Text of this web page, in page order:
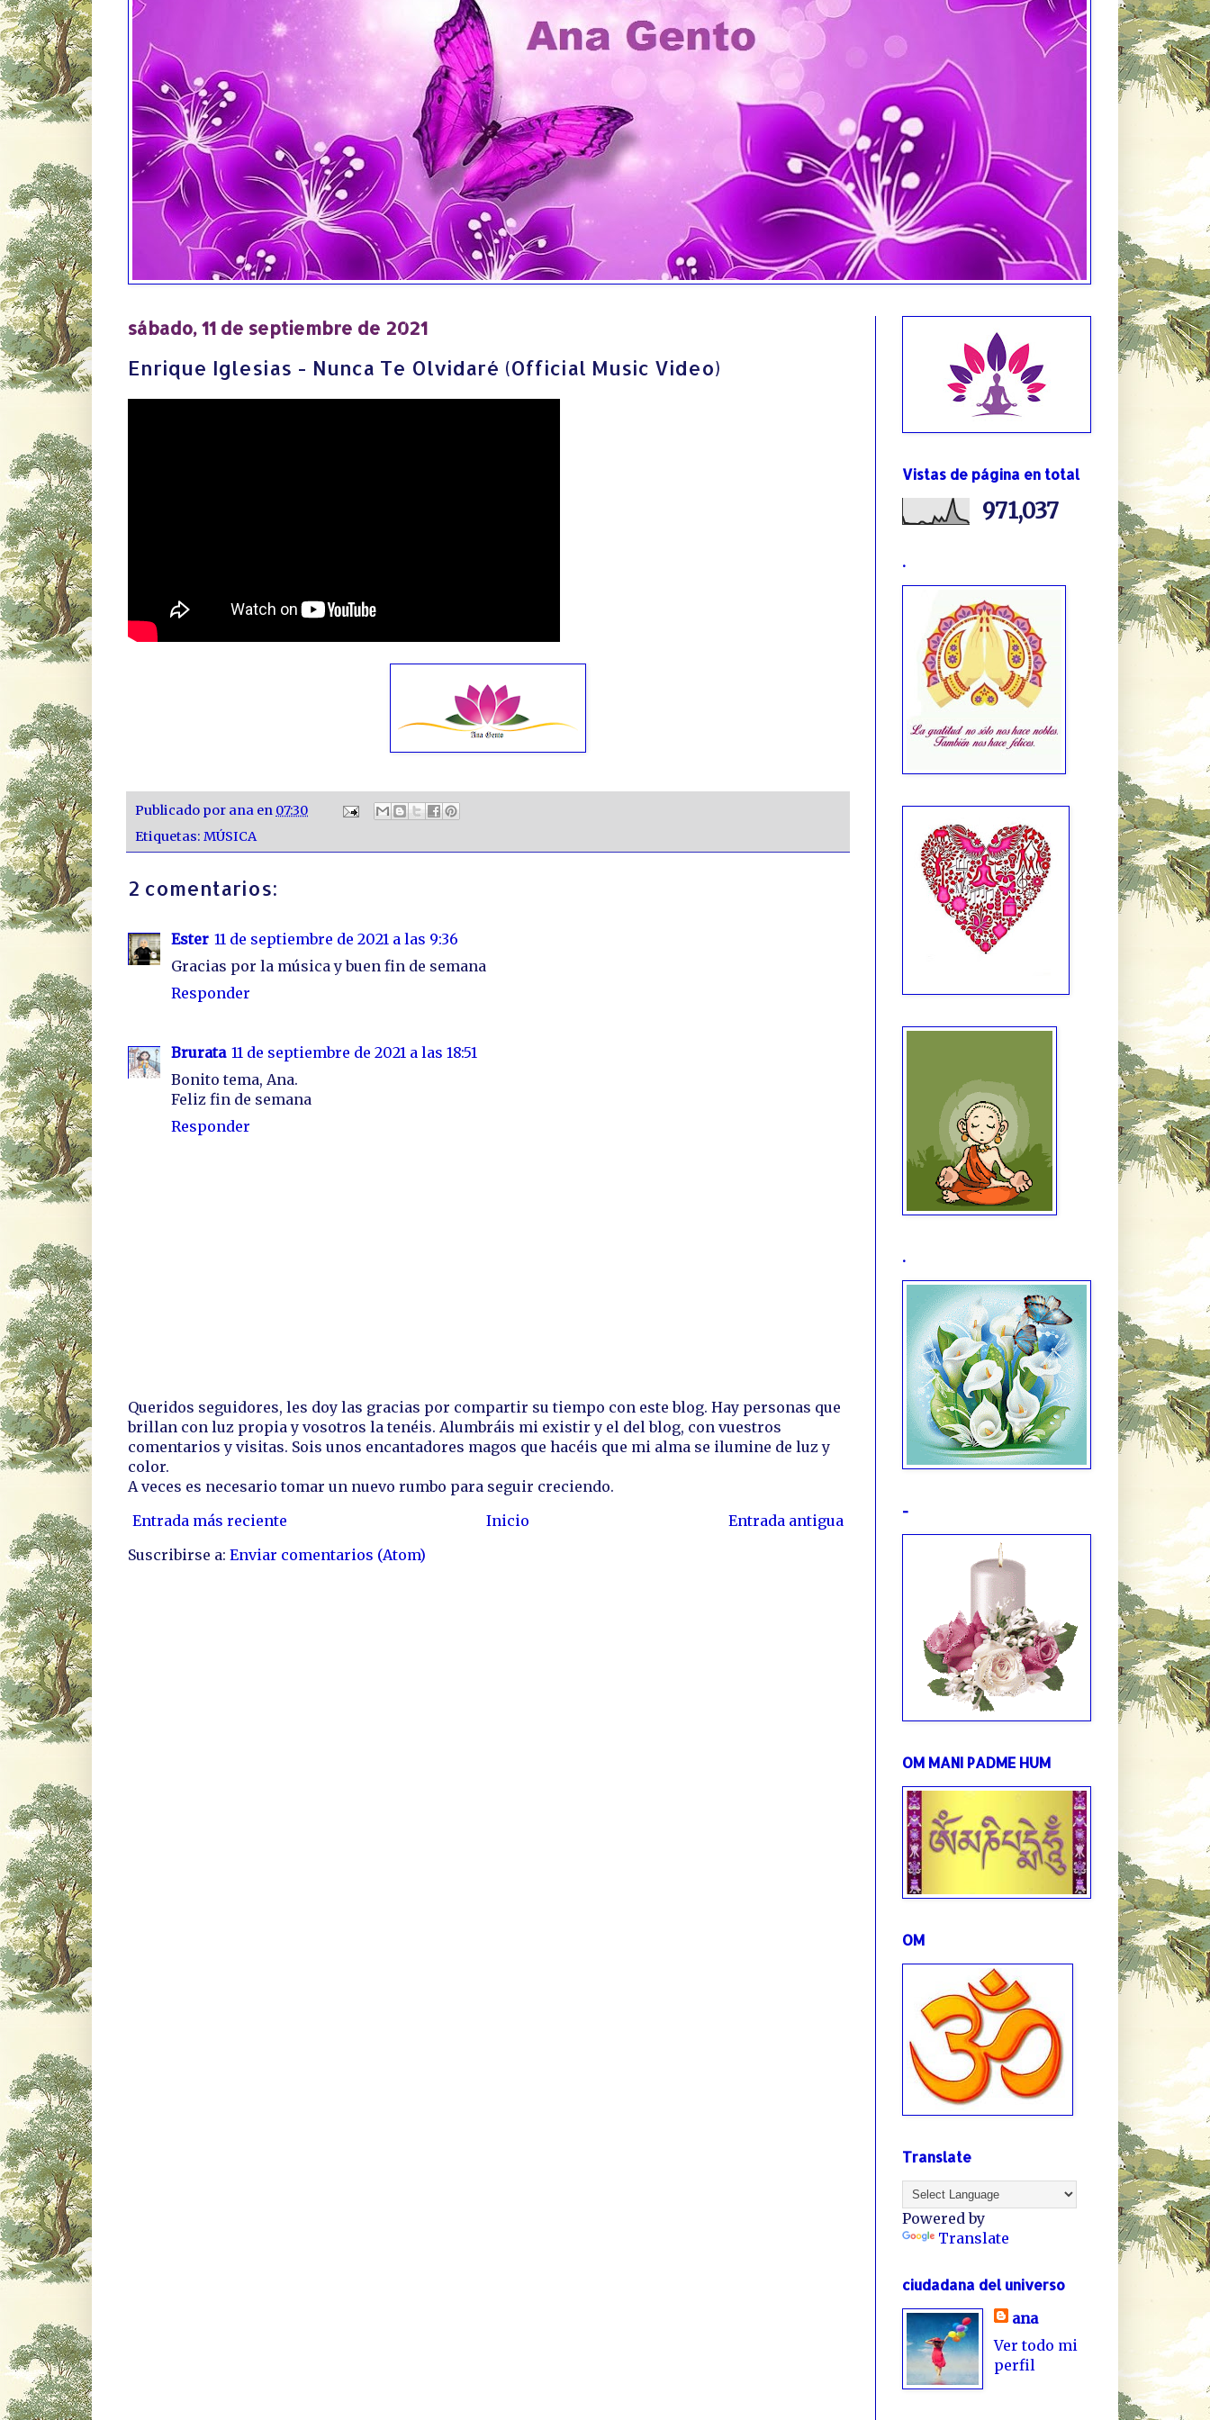
sábado, 11 de septiembre de 2021
Enrique Iglesias - Nunca Te Olvidaré (Official Music Video)
Publicado por ana en 07:30
Etiquetas: MÚSICA
2 comentarios:
Ester 11 de septiembre de 2021 a las 9:36
Gracias por la música y buen fin de semana
Responder
Brurata 11 de septiembre de 2021 a las 18:51
Bonito tema, Ana.
Feliz fin de semana
Responder
Queridos seguidores, les doy las gracias por compartir su tiempo con este blog. Hay personas que
brillan con luz propia y vosotros la tenéis. Alumbráis mi existir y el del blog, con vuestros
comentarios y visitas. Sois unos encantadores magos que hacéis que mi alma se ilumine de luz y
color.
A veces es necesario tomar un nuevo rumbo para seguir creciendo.
Entrada más reciente
Entrada antigua
Inicio
Suscribirse a: Enviar comentarios (Atom)
Vistas de página en total
971,037
.
.
-
OM MANI PADME HUM
OM
Translate
Powered by
Translate
ciudadana del universo
ana
Ver todo mi
perfil